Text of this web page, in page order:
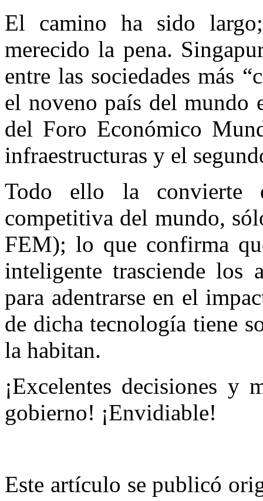
El camino ha sido
merecido la pena.
entre las sociedades más
el noveno país del mundo
del Foro Económico
infraestructuras y el
Todo ello la convierte
competitiva del mundo,
FEM); lo que confirma
inteligente trasciende los
para adentrarse en el
de dicha tecnología tiene
la habitan.
¡Excelentes decisiones y
gobierno! ¡Envidiable!
Este artículo se publicó